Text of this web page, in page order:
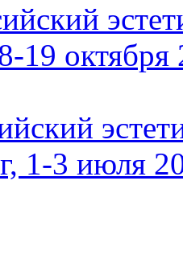
19 октября
1-3 июля